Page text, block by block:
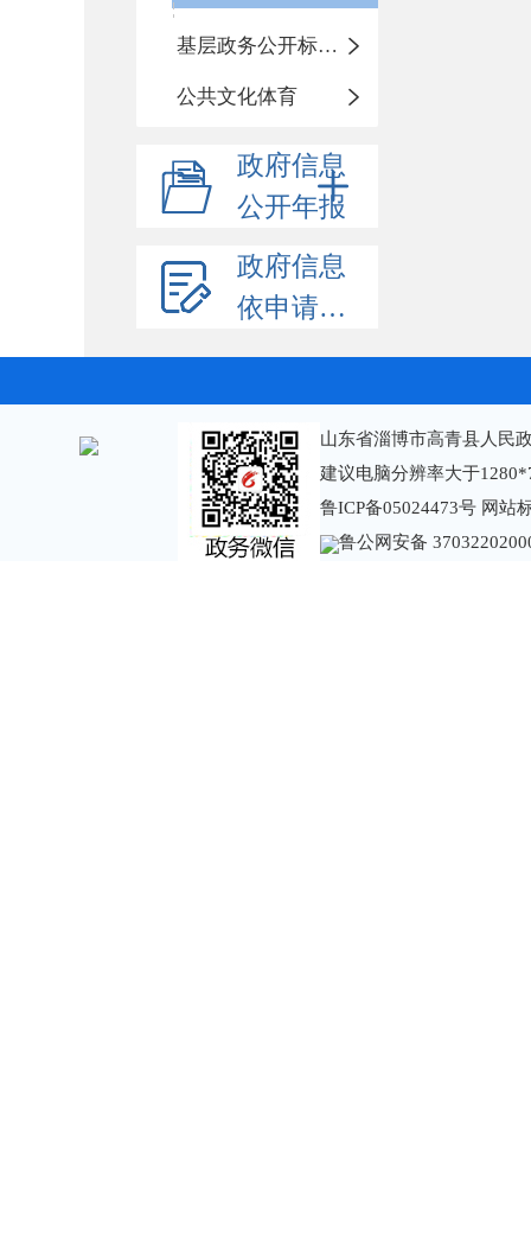
基层政务公开标准化规范化
公共文化体育
政府信息
公开年报
政府信息
依申请公开
山东省淄博市高青县人民
建议电脑分辨率大于
鲁ICP备05024473号 网站
鲁公网安备